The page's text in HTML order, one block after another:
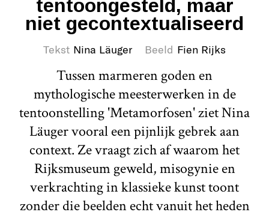
tentoongesteld, maar
niet gecontextualiseerd
Tekst Nina Läuger Beeld Fien Rijks
Tussen marmeren goden en
mythologische meesterwerken in de
tentoonstelling 'Metamorfosen' ziet Nina
Läuger vooral een pijnlijk gebrek aan
context. Ze vraagt zich af waarom het
Rijksmuseum geweld, misogynie en
verkrachting in klassieke kunst toont
zonder die beelden echt vanuit het heden